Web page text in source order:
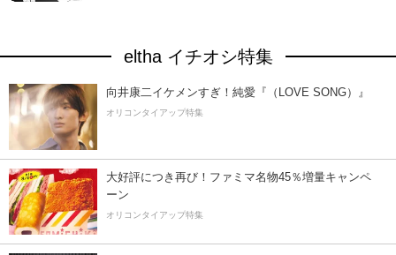
eltha イチオシ特集
向井康二イケメンすぎ！純愛『（LOVE SONG）』
オリコンタイアップ特集
大好評につき再び！ファミマ名物45％増量キャンペ
ーン
オリコンタイアップ特集